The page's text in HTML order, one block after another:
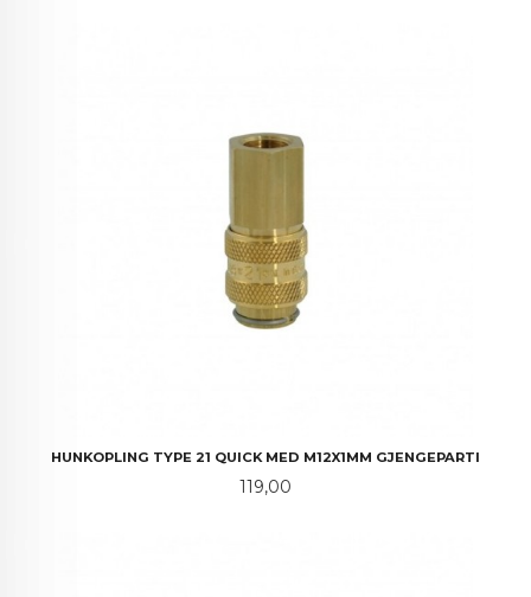
HUNKOPLING TYPE 21 QUICK MED M12X1MM GJENGEPARTI
Pris
119,00